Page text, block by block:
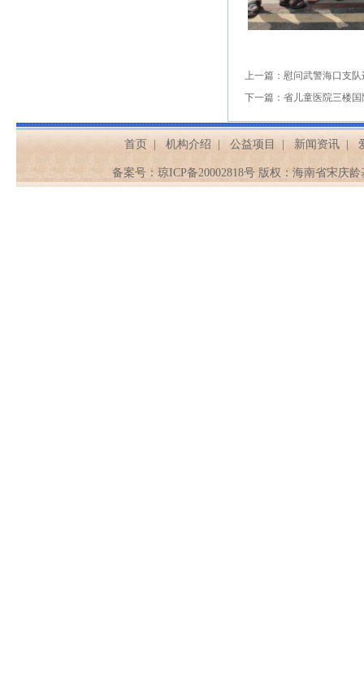
上一篇： 慰问武警海口支队
下一篇： 省儿童医院三楼
首页 机构介绍 公益项目 新闻资讯
备案号： 琼ICP备20002818号 版权：海南省宋庆